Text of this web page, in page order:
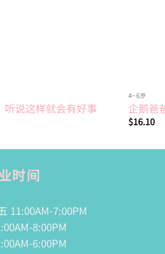
听说这样就会有好事
4~6岁
企鹅爸
$16.10
时间
11:00AM-7:00PM
8:00PM
6:00PM